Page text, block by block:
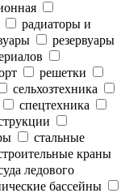
радиаторы и
резервуары
решетки
сельхозтехника
спецтехника
стальные
краны
ледового
бассейны